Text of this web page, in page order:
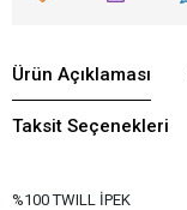
Ürün Açıklaması
Taksit Seçenekleri
%100 TWILL İPEK